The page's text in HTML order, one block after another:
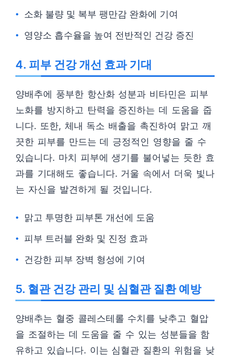
소화 불량 및 복부 팽만감 완화에 기여
영양소 흡수율을 높여 전반적인 건강 증진
4. 피부 건강 개선 효과 기대
양배추에 풍부한 항산화 성분과 비타민은 피부
노화를 방지하고 탄력을 증진하는 데 도움을 줍
니다. 또한, 체내 독소 배출을 촉진하여 맑고 깨
끗한 피부를 만드는 데 긍정적인 영향을 줄 수
있습니다. 마치 피부에 생기를 불어넣는 듯한 효
과를 기대해도 좋습니다. 거울 속에서 더욱 빛나
는 자신을 발견하게 될 것입니다.
맑고 투명한 피부톤 개선에 도움
피부 트러블 완화 및 진정 효과
건강한 피부 장벽 형성에 기여
5. 혈관 건강 관리 및 심혈관 질환 예방
양배추는 혈중 콜레스테롤 수치를 낮추고 혈압
을 조절하는 데 도움을 줄 수 있는 성분들을 함
유하고 있습니다. 이는 심혈관 질환의 위험을 낮